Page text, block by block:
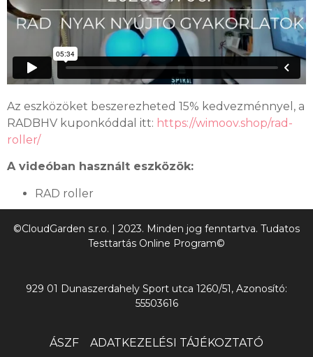
Az eszközöket beszerezheted 15% kedvezménnyel, a
RADBHV kuponkóddal itt: https://wimoov.shop/rad-
roller/
A videóban használt eszközök:
RAD roller
©CloudGarden s.r.o. | 2023. Minden jog fenntartva. Tudatos
Testtartás Online Program©
929 01 Dunaszerdahely Sport utca 1260/51, Azonosító:
55503616
ÁSZF ADATKEZELÉSI TÁJÉKOZTATÓ